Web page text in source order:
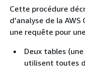
Cette procédure
d'analyse de la AWS
une requête pour
Deux tables
utilisent toutes